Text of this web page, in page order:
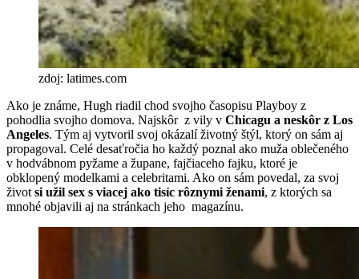
zdoj: latimes.com
Ako je známe, Hugh riadil chod svojho časopisu Playboy z
pohodlia svojho domova. Najskôr z vily v Chicagu a neskôr z Los
Angeles. Tým aj vytvoril svoj okázalí životný štýl, ktorý on sám aj
propagoval. Celé desaťročia ho každý poznal ako muža oblečeného
v hodvábnom pyžame a župane, fajčiaceho fajku, ktoré je
obklopený modelkami a celebritami. Ako on sám povedal, za svoj
život si užil sex s viacej ako tisíc rôznymi ženami, z ktorých sa
mnohé objavili aj na stránkach jeho magazínu.